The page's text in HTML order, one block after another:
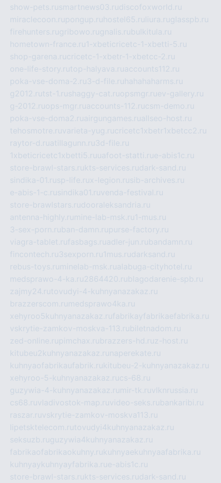
show-pets.rusmartnews03.rudiscofoxworld.ru
miraclecoon.rupongup.ru hostel65.ru liura.ruglasspb.ru
firehunters.rugribowo.rugnalis.rubulkitula.ru
hometown-france.ru1-xbeticricetc-1-xbetti-5.ru
shop-garena.rucricetc-1-xbetr-1-xbetcc-2.ru
one-life-story.rutop-halyava.ruaccounts112.ru
poka-vse-doma-2.ru3-d-file.ru hahahaharms.ru
g2012.rutst-1.rushaggy-cat.ruopsmgr.ruev-gallery.ru
g-2012.ruops-mgr.ruaccounts-112.rucsm-demo.ru
poka-vse-doma2.ruairgungames.ruallseo-host.ru
tehosmotre.ruvarieta-yug.rucricetc1xbetr1xbetcc2.ru
raytor-d.ruatillagunn.ru3d-file.ru
1xbeticricetc1xbetti5.ruuafoot-statti.rue-abis1c.ru
store-brawl-stars.rukts-services.rudark-sand.ru
sindika-01.rusp-life.rux-legion.rusib-archives.ru
e-abis-1-c.rusindika01.ruvenda-festival.ru
store-brawlstars.rudooraleksandria.ru
antenna-highly.ru mine-lab-msk.ru1-mus.ru
3-sex-porn.ruban-damn.rupurse-factory.ru
viagra-tablet.rufasbags.ruadler-jun.rubandamn.ru
fincontech.ru3sexporn.ru1mus.rudarksand.ru
rebus-toys.ru minelab-msk.rualabuga-cityhotel.ru
medsprawo-4-ka.ru2864420.rublagodarenie-spb.ru
zajmy24.rutovudyi-4-kuhnyanazakaz.ru
brazzerscom.ru medsprawo4ka.ru
xehyroo5kuhnyanazakaz.rufabrikayfabrikaefabrika.ru
vskrytie-zamkov-moskva-113.rubiletnadom.ru
zed-online.rupimchax.rubrazzers-hd.ruz-host.ru
kitubeu2kuhnyanazakaz.ru naperekate.ru
kuhnyaofabrikaufabrik.rukitubeu-2-kuhnyanazakaz.ru
xehyroo-5-kuhnyanazakaz.rucs-68.ru
guzywia-4-kuhnyanazakaz.ru mir-tk.ruvlknrussia.ru
cs68.ruvladivostok-map.ruvideo-seks.rubankaribi.ru
raszar.ruvskrytie-zamkov-moskva113.ru
lipetsktelecom.rutovudyi4kuhnyanazakaz.ru
seksuzb.ruguzywia4kuhnyanazakaz.ru
fabrikaofabrikaokuhny.rukuhnyaekuhnyaafabrika.ru
kuhnyaykuhnyayfabrika.rue-abis1c.ru
store-brawl-stars.rukts-services.rudark-sand.ru